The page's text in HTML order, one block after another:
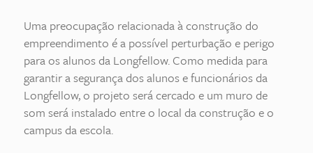
Uma preocupação relacionada à construção do
empreendimento é a possível perturbação e perigo
para os alunos da Longfellow. Como medida para
garantir a segurança dos alunos e funcionários da
Longfellow, o projeto será cercado e um muro de
som será instalado entre o local da construção e o
campus da escola.